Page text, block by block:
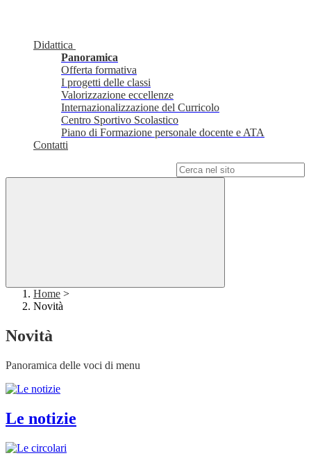
Didattica
Panoramica
Offerta formativa
I progetti delle classi
Valorizzazione eccellenze
Internazionalizzazione del Curricolo
Centro Sportivo Scolastico
Piano di Formazione personale docente e ATA
Contatti
Home >
Novità
Novità
Panoramica delle voci di menu
Le notizie